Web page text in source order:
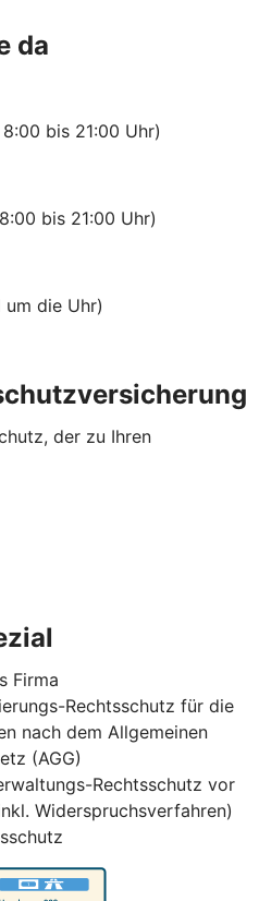
da
bis 21:00 Uhr)
bis 21:00 Uhr)
um die Uhr)
der zu Ihren
Firma
Rechtsschutz für die
nach dem Allgemeinen
(AGG)
Rechtsschutz vor
Widerspruchsverfahren)